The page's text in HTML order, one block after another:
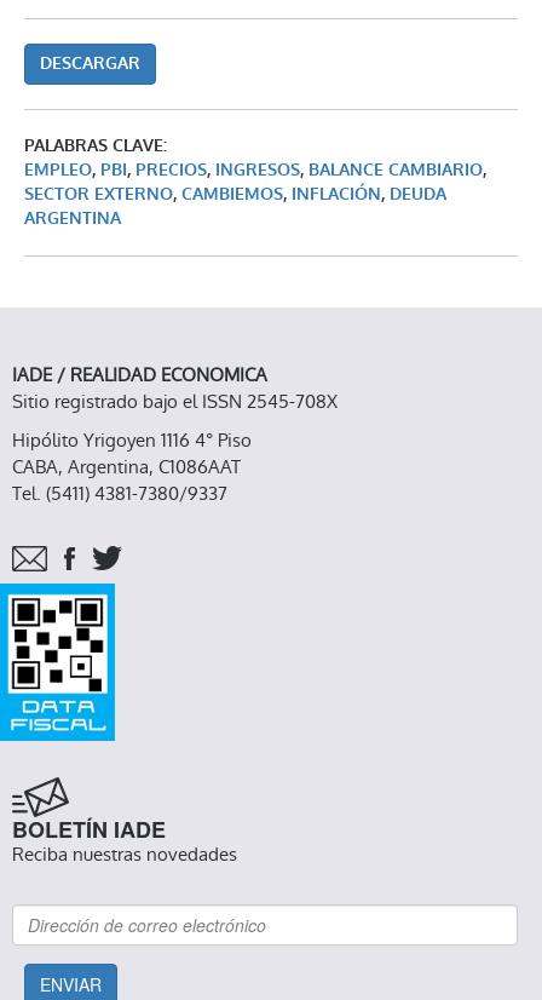
DESCARGAR
PALABRAS CLAVE:
EMPLEO, PBI, PRECIOS, INGRESOS, BALANCE CAMBIARIO,
SECTOR EXTERNO, CAMBIEMOS, INFLACIÓN, DEUDA
ARGENTINA
IADE / REALIDAD ECONOMICA
Sitio registrado bajo el ISSN 2545-708X
Hipólito Yrigoyen 1116 4° Piso
CABA, Argentina, C1086AAT
Tel. (5411) 4381-7380/9337
BOLETÍN IADE
Reciba nuestras novedades
ENVIAR